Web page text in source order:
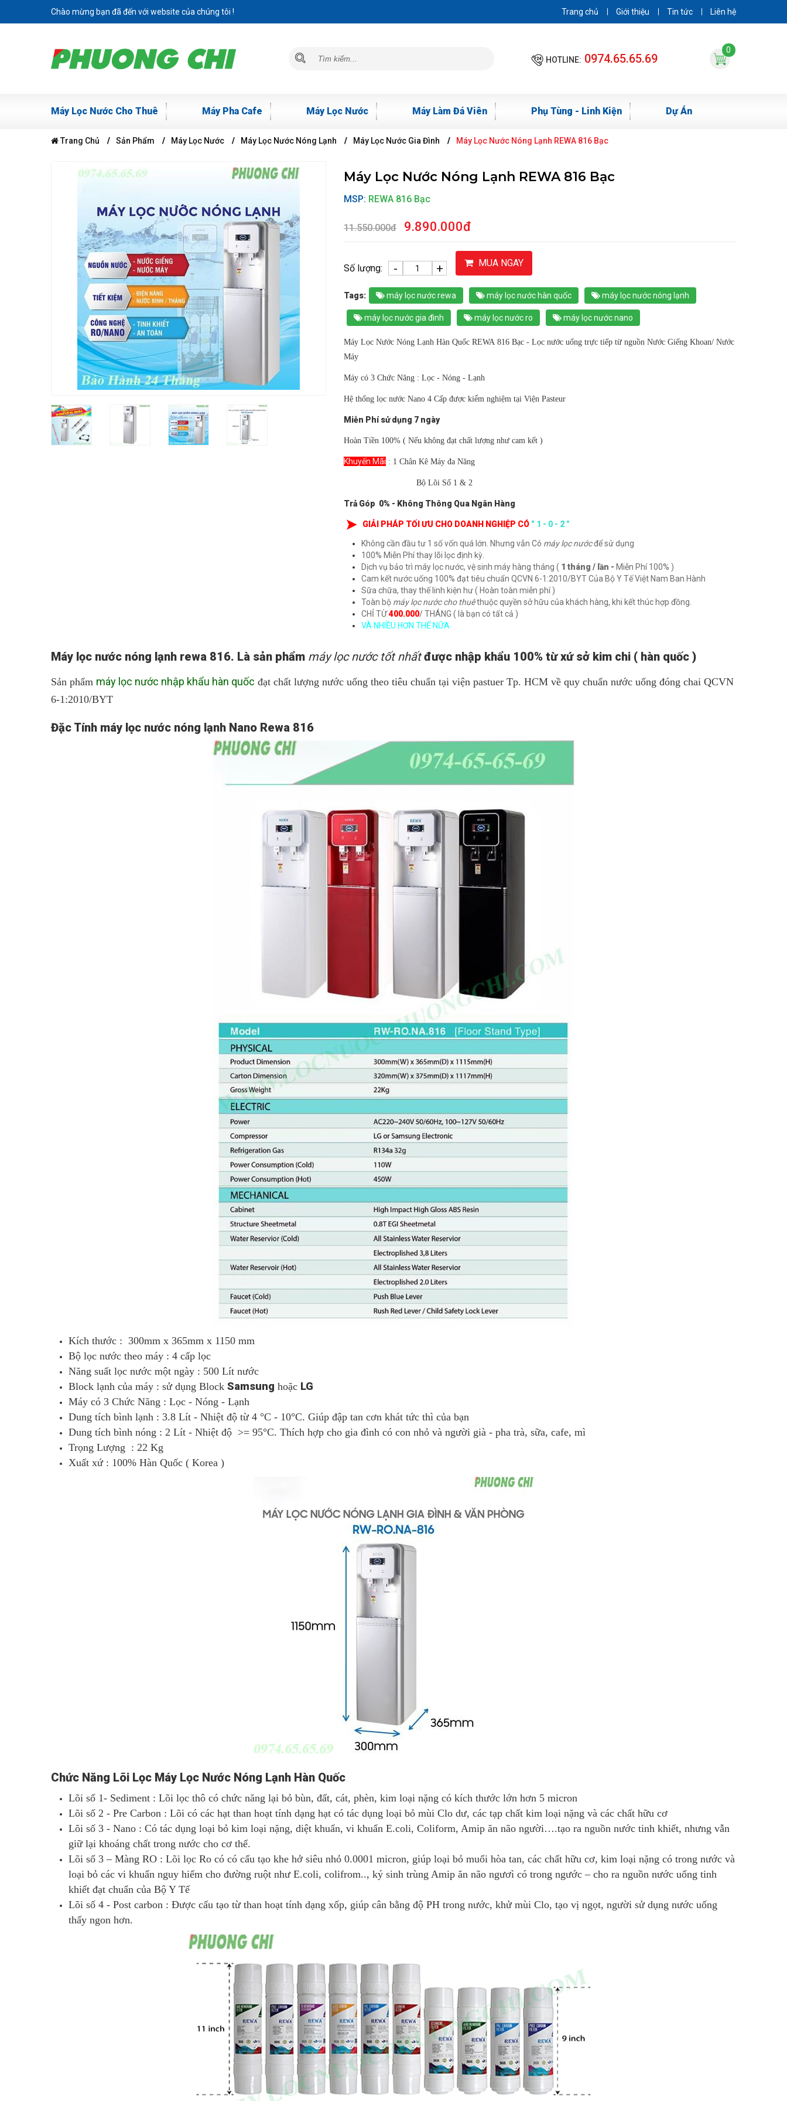
Chào mừng bạn đã đến với website của chúng tôi ! Trang chủ Giới thiệu Tin tức Liên hệ
HOTLINE: 0974.65.65.69
0
Máy Lọc Nước Cho Thuê Máy Pha Cafe Máy Lọc Nước Máy Làm Đá Viên Phụ Tùng - Linh Kiện Dự Án
Trang Chủ Sản Phẩm Máy Lọc Nước Máy Lọc Nước Nóng Lạnh Máy Lọc Nước Gia Đình Máy Lọc Nước Nóng Lạnh REWA 816 Bạc
Máy Lọc Nước Nóng Lạnh REWA 816 Bạc
MSP: REWA 816 Bạc
11.550.000đ 9.890.000đ
Số lượng: - + MUA NGAY
Tags: máy lọc nước rewa máy lọc nước hàn quốc máy lọc nước nóng lạnh
máy lọc nước gia đình máy lọc nước ro máy lọc nước nano
Máy Lọc Nước Nóng Lạnh Hàn Quốc REWA 816 Bạc - Lọc nước uống trực tiếp từ nguồn Nước Giếng Khoan/ Nước
Máy
Máy có 3 Chức Năng : Lọc - Nóng - Lạnh
Hệ thống lọc nước Nano 4 Cấp được kiểm nghiệm tại Viện Pasteur
Miễn Phí sử dụng 7 ngày
Hoàn Tiền 100% ( Nếu không đạt chất lượng như cam kết )
Khuyến Mãi : 1 Chân Kê Máy đa Năng
Bộ Lõi Số 1 & 2
Trả Góp 0% - Không Thông Qua Ngân Hàng
GIẢI PHÁP TỐI ƯU CHO DOANH NGHIỆP CÓ " 1 - 0 - 2 "
Không cần đầu tư 1 số vốn quá lớn. Nhưng vẫn Có máy lọc nướcđể sử dụng
100% Miễn Phí thay lõi lọc định kỳ.
Dịch vụ bảo trì máy lọc nước, vệ sinh máy hàng tháng ( 1 tháng / lần - Miễn Phí 100% )
Cam kết nước uống 100% đạt tiêu chuẩn QCVN 6-1:2010/BYT Của Bộ Y Tế Việt Nam Ban Hành
Sữa chữa, thay thế linh kiện hư ( Hoàn toàn miễn phí )
Toàn bộ máy lọc nước cho thuêthuộc quyền sở hữu của khách hàng, khi kết thúc hợp đồng.
CHỈ TỪ400.000/ THÁNG ( là bạn có tất cả )
VÀ NHIỀU HƠN THẾ NỮA
Máy lọc nước nóng lạnh rewa 816. Là sản phẩm máy lọc nước tốt nhấtđược nhập khẩu 100% từ xứ sở kim chi ( hàn quốc )
Sản phẩm máy lọc nước nhập khẩu hàn quốc đạt chất lượng nước uống theo tiêu chuẩn tại viện pastuer Tp. HCM về quy chuẩn nước uống đóng chai QCVN
6-1:2010/BYT
Đặc Tính máy lọc nước nóng lạnh Nano Rewa 816
Kích thước : 300mm x 365mm x 1150 mm
Bộ lọc nước theo máy : 4 cấp lọc
Năng suất lọc nước một ngày : 500 Lít nước
Block lạnh của máy : sử dụng Block Samsung hoặc LG
Máy có 3 Chức Năng : Lọc - Nóng - Lạnh
Dung tích bình lạnh : 3.8 Lít - Nhiệt độ từ 4 °C - 10°C. Giúp đập tan cơn khát tức thì của bạn
Dung tích bình nóng : 2 Lít - Nhiệt độ >= 95°C. Thích hợp cho gia đình có con nhỏ và người già - pha trà, sữa, cafe, mì
Trọng Lượng : 22 Kg
Xuất xứ : 100% Hàn Quốc ( Korea )
Chức Năng Lõi Lọc Máy Lọc Nước Nóng Lạnh Hàn Quốc
Lõi số 1- Sediment : Lõi lọc thô có chức năng lại bỏ bùn, đất, cát, phèn, kim loại nặng có kích thước lớn hơn 5 micron
Lõi số 2 - Pre Carbon : Lõi có các hạt than hoạt tính dạng hạt có tác dụng loại bỏ mùi Clo dư, các tạp chất kim loại nặng và các chất hữu cơ
Lõi số 3 - Nano : Có tác dụng loại bỏ kim loại nặng, diệt khuẩn, vi khuẩn E.coli, Coliform, Amip ăn não người….tạo ra nguồn nước tinh khiết, nhưng vẫn
giữ lại khoáng chất trong nước cho cơ thể.
Lõi số 3 – Màng RO : Lõi lọc Ro có có cấu tạo khe hở siêu nhỏ 0.0001 micron, giúp loại bỏ muối hòa tan, các chất hữu cơ, kim loại nặng có trong nước và
loại bỏ các vi khuẩn nguy hiểm cho đường ruột như E.coli, colifrom.., ký sinh trùng Amip ăn não ngươì có trong ngước – cho ra nguồn nước uống tinh
khiết đạt chuẩn của Bộ Y Tế
Lõi số 4 - Post carbon : Được cấu tạo từ than hoạt tính dạng xốp, giúp cân bằng độ PH trong nước, khử mùi Clo, tạo vị ngọt, người sử dụng nước uống
thấy ngon hơn.